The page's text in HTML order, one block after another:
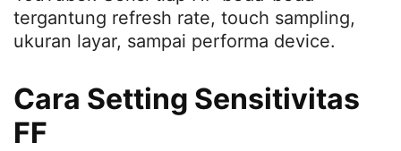
tergantung refresh rate, touch sampling,
ukuran layar, sampai performa device.
Cara Setting Sensitivitas
FF